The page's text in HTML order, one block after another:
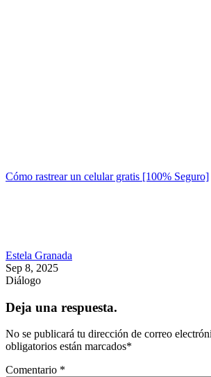
Cómo rastrear un celular gratis [100% Seguro]
Estela Granada
Sep 8, 2025
Diálogo
Deja una respuesta.
No se publicará tu dirección de correo
obligatorios están marcados*
Comentario *